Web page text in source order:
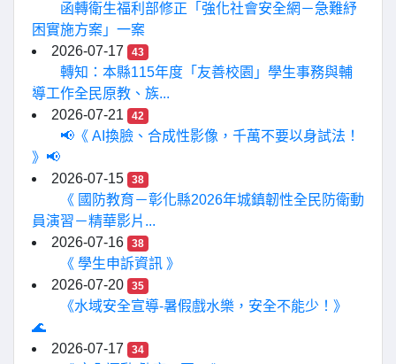
函轉衛生福利部修正「強化社會安全網－急難紓
困實施方案」一案
2026-07-17
43
轉知：本縣115年度「友善校園」學生事務與輔
導工作全民原教、族...
2026-07-21
42
📢《 AI換臉、合成性影像，千萬不要以身試法！
》📢
2026-07-15
38
《 國防教育－彰化縣2026年城鎮韌性全民防衛動
員演習－精華影片...
2026-07-16
38
《 學生申訴資訊 》
2026-07-20
35
《水域安全宣導-暑假戲水樂，安全不能少！》
🌊
2026-07-17
34